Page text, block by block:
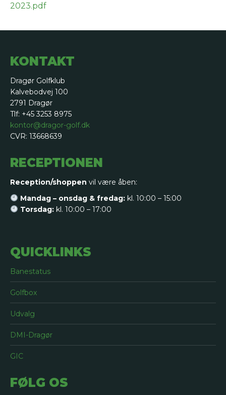
2023.pdf
KONTAKT
Dragør Golfklub
Kalvebodvej 100
2791 Dragør
Tlf: +45 3253 8975
kontor@dragor-golf.dk
CVR: 13668639
RECEPTIONEN
Reception/shoppen vil være åben:
Mandag – onsdag & fredag:kl. 10:00 – 15:00
Torsdag:kl. 10:00 – 17:00
QUICKLINKS
Banestatus
Golfbox
Udvalg
DMI-Dragør
GIC
FØLG OS